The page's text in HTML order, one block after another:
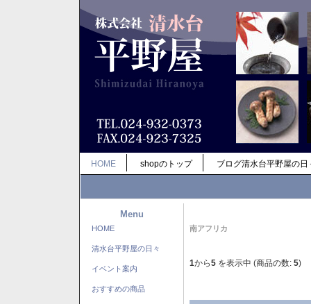
HOME shopのトップ ブログ清水台平野屋の日
Menu
HOME
清水台平野屋の日々
イベント案内
おすすめの商品
南アフリカ
1から5 を表示中 (商品の数: 5)